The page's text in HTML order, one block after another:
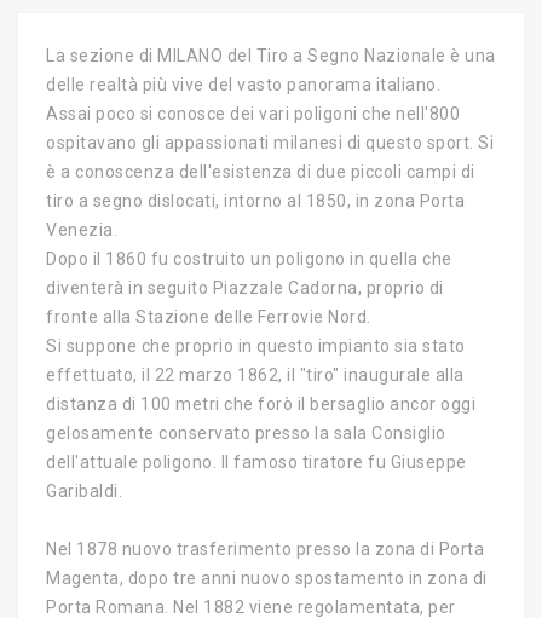
La sezione di MILANO del Tiro a Segno Nazionale è una
delle realtà più vive del vasto panorama italiano.
Assai poco si conosce dei vari poligoni che nell'800
ospitavano gli appassionati milanesi di questo sport. Si
è a conoscenza dell'esistenza di due piccoli campi di
tiro a segno dislocati, intorno al 1850, in zona Porta
Venezia.
Dopo il 1860 fu costruito un poligono in quella che
diventerà in seguito Piazzale Cadorna, proprio di
fronte alla Stazione delle Ferrovie Nord.
Si suppone che proprio in questo impianto sia stato
effettuato, il 22 marzo 1862, il "tiro" inaugurale alla
distanza di 100 metri che forò il bersaglio ancor oggi
gelosamente conservato presso la sala Consiglio
dell'attuale poligono. Il famoso tiratore fu Giuseppe
Garibaldi.
Nel 1878 nuovo trasferimento presso la zona di Porta
Magenta, dopo tre anni nuovo spostamento in zona di
Porta Romana. Nel 1882 viene regolamentata, per